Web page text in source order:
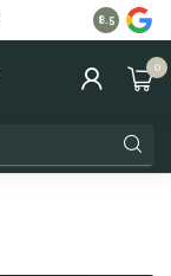
Gratis
8.5
0